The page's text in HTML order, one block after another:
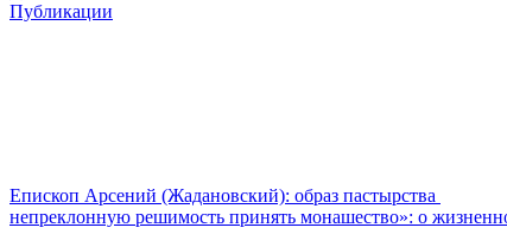
Публикации
Епископ Арсений (Жадановский): образ пастырства
непреклонную решимость принять монашество»: о